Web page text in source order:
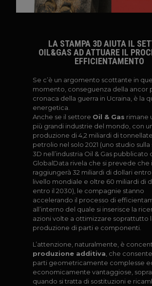
LA STAMPA 3D AIUTA IL
OIL&GAS AD ATTUARE IL
EFFICIENTAMENTO
Se c’è un argomento scottante in
momento, conseguenza della ancor
cronaca della guerra in Ucraina, è la
energetica.
Anche se il settore Oil & Gas rimane
più grandi industrie del mondo, con
produzione di 4,2 miliardi di
petrolio nel solo 2021 (uno studio
3D nell’industria Oil & Gas pubblicato
GlobalData rivela che si prevede che
raggiungerà 32 miliardi di dollari entro
livello mondiale e oltre 60 miliardi di
entro il 2030), le compagnie stanno
accelerando il processo di
all’interno del quale si inserisce la
azioni volte a ottimizzare soprattutto
produzione di parti e componenti.
L’attenzione, naturalmente, è
produzione additiva , che
parti geometricamente complesse
economicamente vantaggiose,
quando si tratta di sostituzioni e